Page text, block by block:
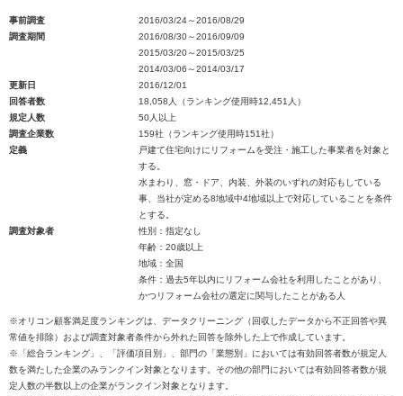
事前調査
2016/03/24～2016/08/29
調査期間
2016/08/30～2016/09/09
2015/03/20～2015/03/25
2014/03/06～2014/03/17
更新日
2016/12/01
回答者数
18,058人（ランキング使用時12,451人）
規定人数
50人以上
調査企業数
159社（ランキング使用時151社）
定義
戸建て住宅向けにリフォームを受注・施工した事業者を対象と
する。
水まわり、窓・ドア、内装、外装のいずれの対応もしている
事、当社が定める8地域中4地域以上で対応していることを条件
とする。
調査対象者
性別：指定なし
年齢：20歳以上
地域：全国
条件：過去5年以内にリフォーム会社を利用したことがあり、
かつリフォーム会社の選定に関与したことがある人
※オリコン顧客満足度ランキングは、データクリーニング（回収したデータから不正回答や異
常値を排除）および調査対象者条件から外れた回答を除外した上で作成しています。
※「総合ランキング」、「評価項目別」、部門の「業態別」においては有効回答者数が規定人
数を満たした企業のみランクイン対象となります。その他の部門においては有効回答者数が規
定人数の半数以上の企業がランクイン対象となります。